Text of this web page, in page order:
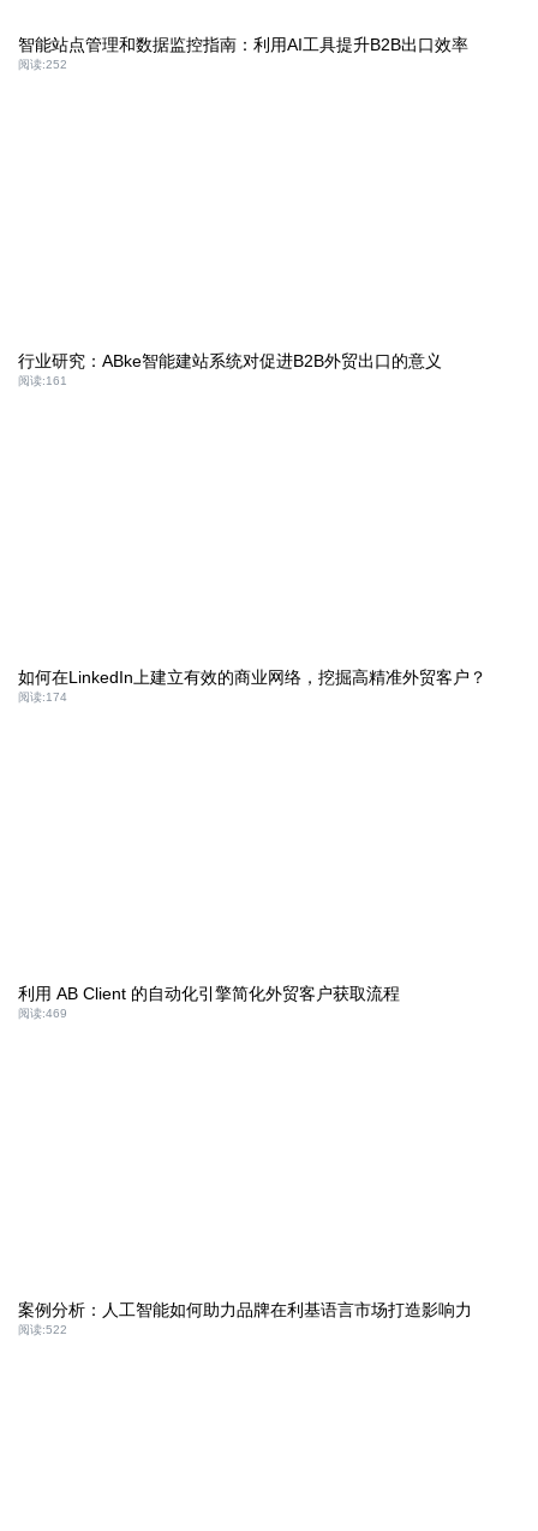
智能站点管理和数据监控指南：利用AI工具提升B2B出口效率
阅读:252
行业研究：ABke智能建站系统对促进B2B外贸出口的意义
阅读:161
如何在LinkedIn上建立有效的商业网络，挖掘高精准外贸客户？
阅读:174
利用 AB Client 的自动化引擎简化外贸客户获取流程
阅读:469
案例分析：人工智能如何助力品牌在利基语言市场打造影响力
阅读:522